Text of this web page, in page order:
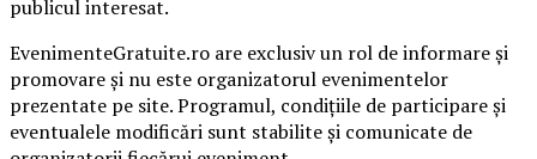
publicul interesat.
EvenimenteGratuite.ro are exclusiv un rol de informare și
promovare și nu este organizatorul evenimentelor
prezentate pe site. Programul, condițiile de participare și
eventualele modificări sunt stabilite și comunicate de